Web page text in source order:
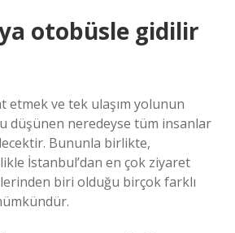
otobüsle gidilir
etmek ve tek ulaşım yolunun
düşünen neredeyse tüm insanlar
Bununla birlikte,
İstanbul’dan en çok ziyaret
biri olduğu birçok farklı